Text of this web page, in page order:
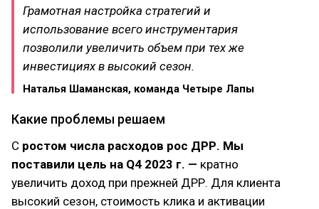
Грамотная настройка стратегий и
использование всего инструментария
позволили увеличить объем при тех же
инвестициях в высокий сезон.
Наталья Шаманская, команда Четыре Лапы
Какие проблемы решаем
С ростом числа расходов рос ДРР. Мы
поставили цель на Q4 2023 г. — кратно
увеличить доход при прежней ДРР. Для клиента
высокий сезон, стоимость клика и активации